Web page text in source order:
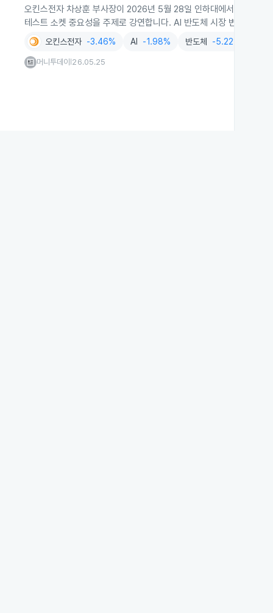
오킨스전자 차상훈 부사장이 2026년 5월 28일 인하대에서 AI와 고
테스트 소켓 중요성을 주제로 강연합니다. AI 반도체 시장 변화와 차
오킨스전자 -3.46% AI -1.98% 반도체 -5.22%
머니투데이 26.05.25